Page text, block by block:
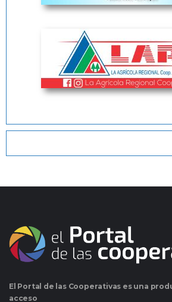
El Portal de las Cooperativas es una
acceso